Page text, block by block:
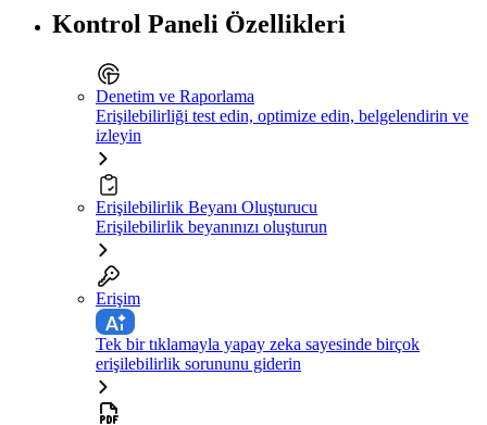
Kontrol Paneli Özellikleri
Denetim ve Raporlama
Erişilebilirliği test edin, optimize edin, belgelendirin ve
izleyin
Erişilebilirlik Beyanı Oluşturucu
Erişilebilirlik beyanınızı oluşturun
Erişim
Tek bir tıklamayla yapay zeka sayesinde birçok
erişilebilirlik sorununu giderin